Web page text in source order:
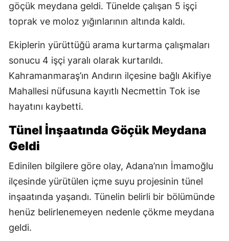
göçük meydana geldi. Tünelde çalışan 5 işçi
toprak ve moloz yığınlarının altında kaldı.
Ekiplerin yürüttüğü arama kurtarma çalışmaları
sonucu 4 işçi yaralı olarak kurtarıldı.
Kahramanmaraş’ın Andırın ilçesine bağlı Akifiye
Mahallesi nüfusuna kayıtlı Necmettin Tok ise
hayatını kaybetti.
Tünel İnşaatında Göçük Meydana
Geldi
Edinilen bilgilere göre olay, Adana’nın İmamoğlu
ilçesinde yürütülen içme suyu projesinin tünel
inşaatında yaşandı. Tünelin belirli bir bölümünde
henüz belirlenemeyen nedenle çökme meydana
geldi.